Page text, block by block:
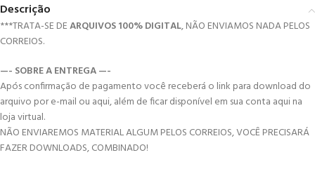
Descrição
***TRATA-SE DEARQUIVOS 100% DIGITAL, NÃO ENVIAMOS NADA PELOS
CORREIOS.
—- SOBRE A ENTREGA —-
Após confirmação de pagamento você receberá o link para download do
arquivo por e-mail ou aqui, além de ficar disponível em sua conta aqui na
loja virtual.
NÃO ENVIAREMOS MATERIAL ALGUM PELOS CORREIOS, VOCÊ PRECISARÁ
FAZER DOWNLOADS, COMBINADO!